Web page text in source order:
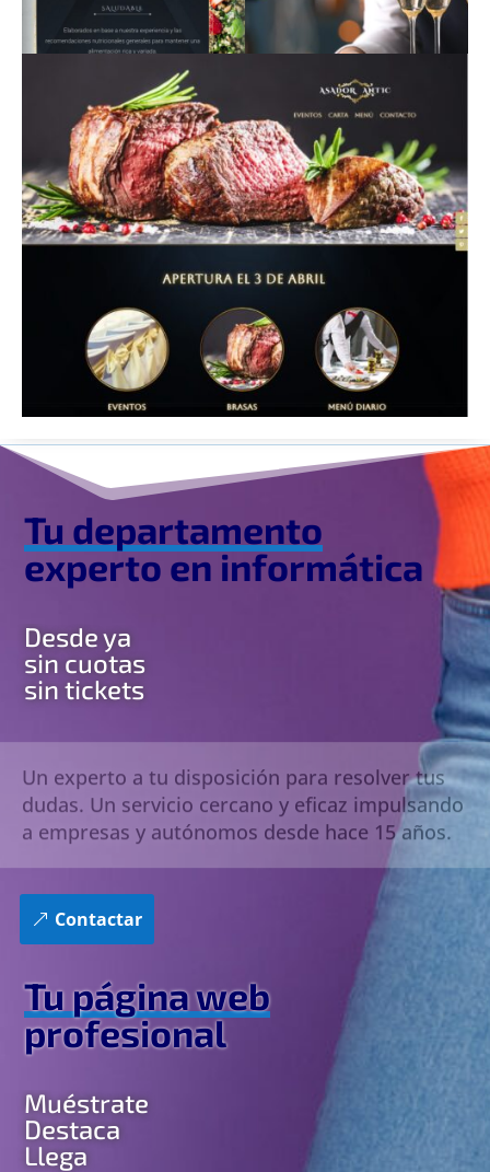
Tu departamento
experto eninformática
Desde ya
sin cuotas
sin tickets
Un experto a tu disposición para resolver tus
dudas. Un servicio cercano y eficaz impulsando
a empresas y autónomos desde hace 15 años.
Contactar
Tu página web
profesional
Muéstrate
Destaca
Llega